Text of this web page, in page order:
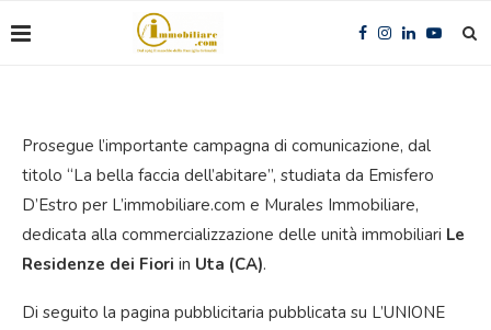
Prosegue l’importante campagna di comunicazione, dal
titolo “La bella faccia dell’abitare”, studiata da Emisfero
D’Estro per L’immobiliare.com e Murales Immobiliare,
dedicata alla commercializzazione delle unità immobiliari Le
Residenze dei Fiori in Uta (CA).
Di seguito la pagina pubblicitaria pubblicata su L’UNIONE